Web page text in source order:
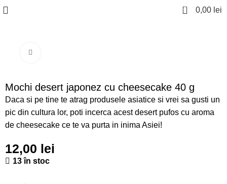
0 0,00 lei
Mochi desert japonez cu cheesecake 40 g
Daca si pe tine te atrag produsele asiatice si vrei sa gusti un
pic din cultura lor, poti incerca acest desert pufos cu aroma
de cheesecake ce te va purta in inima Asiei!
12,00 lei
13 în stoc